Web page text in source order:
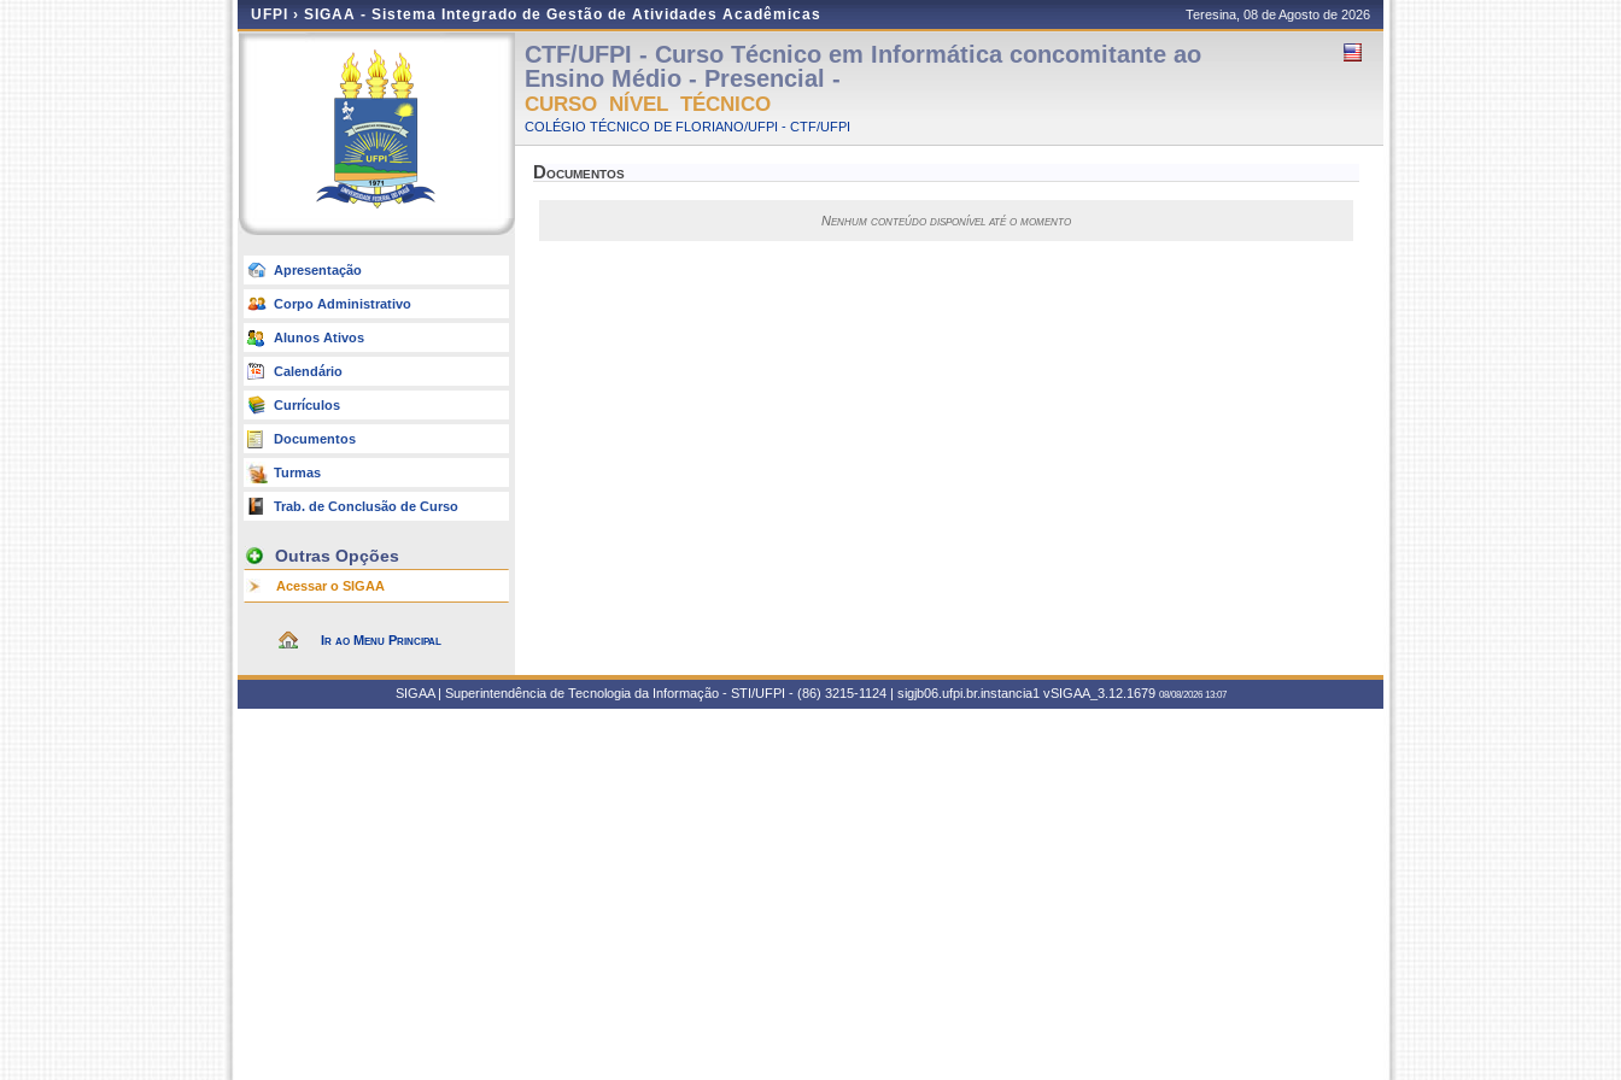
UFPI › SIGAA - Sistema Integrado de Gestão de Atividades Acadêmicas Teresina, 08 de Agosto de 2026
Apresentação
Corpo Administrativo
Alunos Ativos
Calendário
Currículos
Documentos
Turmas
Trab. de Conclusão de Curso
Outras Opções
Acessar o SIGAA
Ir ao Menu Principal
CTF/UFPI - Curso Técnico em Informática concomitante ao
Ensino Médio - Presencial -
CURSO NÍVEL TÉCNICO
COLÉGIO TÉCNICO DE FLORIANO/UFPI - CTF/UFPI
Documentos
Nenhum conteúdo disponível até o momento
SIGAA | Superintendência de Tecnologia da Informação - STI/UFPI - (86) 3215-1124 | sigjb06.ufpi.br.instancia1 vSIGAA_3.12.1679 08/08/2026 13:07